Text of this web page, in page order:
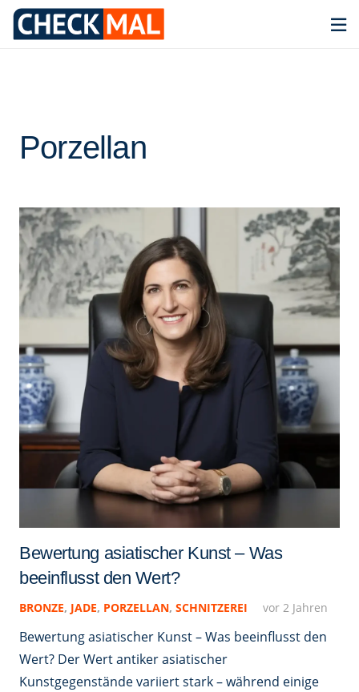
Porzellan
Bewertung asiatischer Kunst – Was
beeinflusst den Wert?
BRONZE, JADE, PORZELLAN, SCHNITZEREI vor 2 Jahren
Bewertung asiatischer Kunst – Was beeinflusst den
Wert? Der Wert antiker asiatischer
Kunstgegenstände variiert stark – während einige